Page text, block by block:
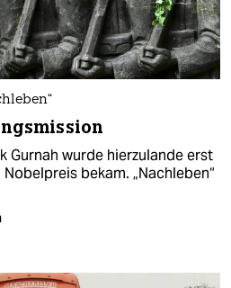
Gurnah wurde hierzulande erst
bekam. „Nachleben“